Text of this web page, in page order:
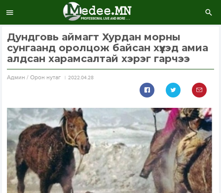
Дундговь аймагт Хурдан морны
сунгаанд оролцож байсан хүүхэд амиа
алдсан харамсалтай хэрэг гарчээ
Aдмин / Орон нутаг 2022.04.28